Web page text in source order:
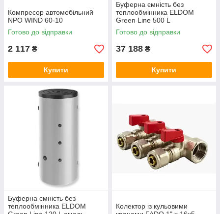
Компресор автомобільний
NPO WIND 60-10
Готово до відправки
2 117 ₴
Купити
Буферна ємність без
теплообмінника ELDOM
Green Line 500 L
Готово до відправки
37 188 ₴
Купити
Буферна ємність без
теплообмінника ELDOM
Колектор із кульовими